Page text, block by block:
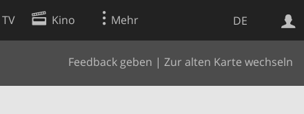
DE
TV Kino Mehr
Feedback geben | Zur alten Karte wechseln
Websuche